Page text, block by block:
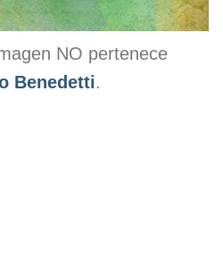
NO pertenece
Benedetti.